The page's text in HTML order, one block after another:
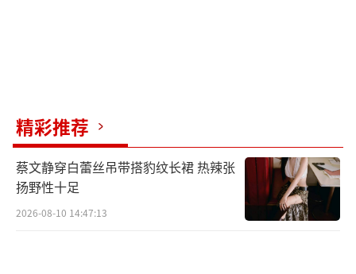
精彩推荐
蔡文静穿白蕾丝吊带搭豹纹长裙 热辣张
扬野性十足
2026-08-10 14:47:13